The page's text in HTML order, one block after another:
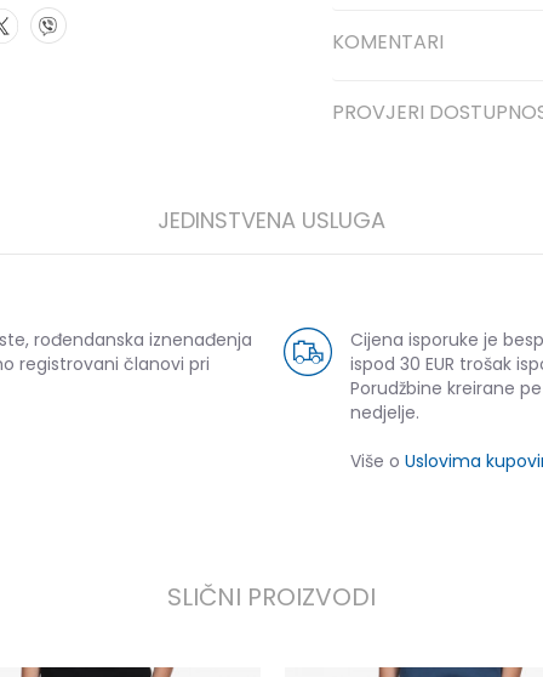
KOMENTARI
PROVJERI
JEDINSTVENA USLUGA
rođendanska iznenađenja
registrovani članovi pri
Cijena isporuke je
ispod 30 EUR trošak
Porudžbine kreirane
nedjelje.
Više o Uslovima
SLIČNI PROIZVODI